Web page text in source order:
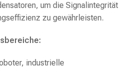
um die Signalintegrität
zu gewährleisten.
industrielle